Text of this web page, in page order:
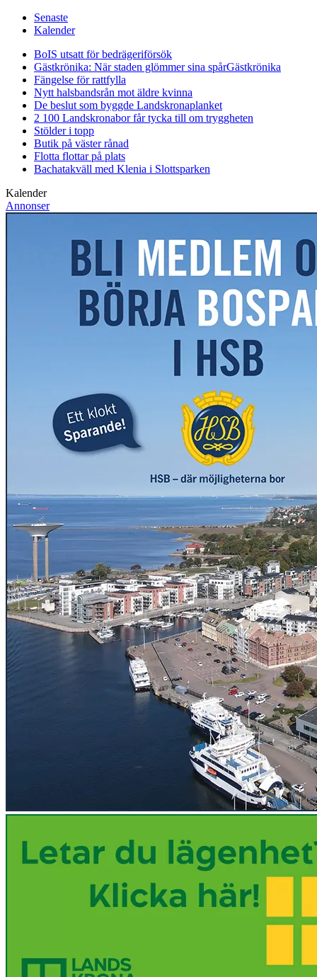
Senaste
Kalender
BoIS utsatt för bedrägeriförsök
Gästkrönika: När staden glömmer sina spårGästkrönika
Fängelse för rattfylla
Nytt halsbandsrån mot äldre kvinna
De beslut som byggde Landskronaplanket
2 100 Landskronabor får tycka till om tryggheten
Stölder i topp
Butik på väster rånad
Flotta flottar på plats
Bachatakväll med Klenia i Slottsparken
Kalender
Annonser